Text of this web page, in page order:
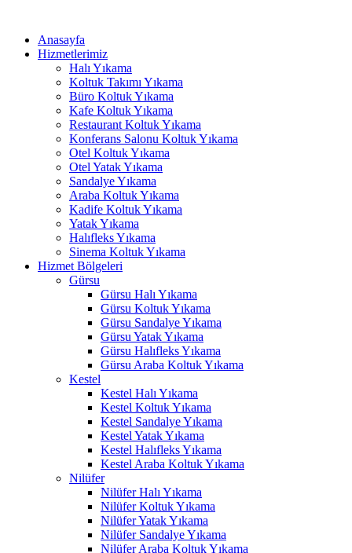
panel
paketleri
panel
panel
panel
panel
Anasayfa
Hizmetlerimiz
Halı Yıkama
Koltuk Takımı Yıkama
Büro Koltuk Yıkama
Kafe Koltuk Yıkama
Restaurant Koltuk Yıkama
Konferans Salonu Koltuk Yıkama
Otel Koltuk Yıkama
Otel Yatak Yıkama
Sandalye Yıkama
Araba Koltuk Yıkama
Kadife Koltuk Yıkama
Yatak Yıkama
Halıfleks Yıkama
Sinema Koltuk Yıkama
Hizmet Bölgeleri
Gürsu
Gürsu Halı Yıkama
Gürsu Koltuk Yıkama
Gürsu Sandalye Yıkama
Gürsu Yatak Yıkama
Gürsu Halıfleks Yıkama
Gürsu Araba Koltuk Yıkama
Kestel
Kestel Halı Yıkama
Kestel Koltuk Yıkama
Kestel Sandalye Yıkama
Kestel Yatak Yıkama
Kestel Halıfleks Yıkama
Kestel Araba Koltuk Yıkama
Nilüfer
Nilüfer Halı Yıkama
Nilüfer Koltuk Yıkama
Nilüfer Yatak Yıkama
Nilüfer Sandalye Yıkama
Nilüfer Araba Koltuk Yıkama